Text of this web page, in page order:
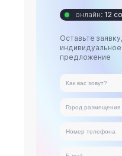
онлайн: 12
Оставьте
предложение